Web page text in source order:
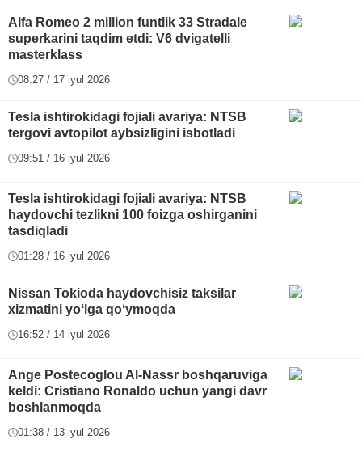
Alfa Romeo 2 million funtlik 33 Stradale
superkarini taqdim etdi: V6 dvigatelli
masterklass
08:27 / 17 iyul 2026
Tesla ishtirokidagi fojiali avariya: NTSB
tergovi avtopilot aybsizligini isbotladi
09:51 / 16 iyul 2026
Tesla ishtirokidagi fojiali avariya: NTSB
haydovchi tezlikni 100 foizga oshirganini
tasdiqladi
01:28 / 16 iyul 2026
Nissan Tokioda haydovchisiz taksilar
xizmatini yoʻlga qoʻymoqda
16:52 / 14 iyul 2026
Ange Postecoglou Al-Nassr boshqaruviga
keldi: Cristiano Ronaldo uchun yangi davr
boshlanmoqda
01:38 / 13 iyul 2026